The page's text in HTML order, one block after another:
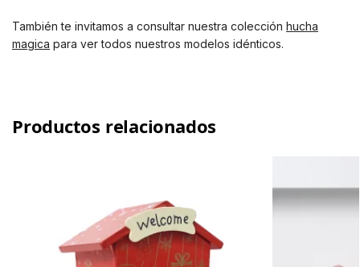
También te invitamos a consultar nuestra colección hucha
magica para ver todos nuestros modelos idénticos.
Productos relacionados